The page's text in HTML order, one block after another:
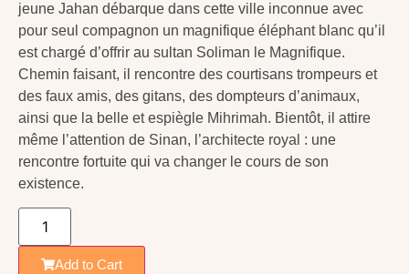
jeune Jahan débarque dans cette ville inconnue avec
pour seul compagnon un magnifique éléphant blanc qu’il
est chargé d’offrir au sultan Soliman le Magnifique.
Chemin faisant, il rencontre des courtisans trompeurs et
des faux amis, des gitans, des dompteurs d’animaux,
ainsi que la belle et espiègle Mihrimah. Bientôt, il attire
même l’attention de Sinan, l’architecte royal : une
rencontre fortuite qui va changer le cours de son
existence.
Add to Cart